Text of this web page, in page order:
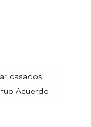
casados
Acuerdo